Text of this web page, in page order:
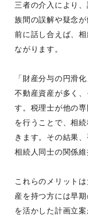
三者の介入により
族間の誤解や疑念
前に話し合えば、
ながります。
「財産分与の円滑
不動産資産が多く
す。税理士が他の
を行うことで、相
きます。その結果
相続人同士の関係維
これらのメリット
産を持つ方には早
を活かした計画立